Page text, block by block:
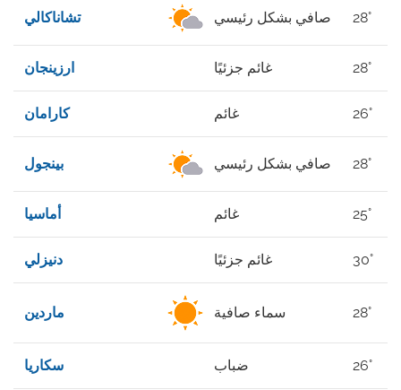
تشاناكالي صافي بشكل رئيسي 28°
ارزينجان غائم جزئيًا 28°
كارامان غائم 26°
بينجول صافي بشكل رئيسي 28°
أماسيا غائم 25°
دنيزلي غائم جزئيًا 30°
ماردين سماء صافية 28°
سكاريا ضباب 26°